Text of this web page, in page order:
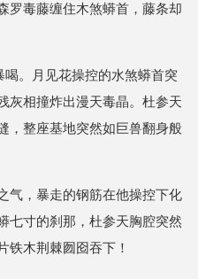
罗毒藤缠住木煞蟒首，藤条却
。月见花操控的水煞蟒首突
灰相撞炸出漫天毒晶。杜参天
，整座基地突然如巨兽翻身般
气，暴走的钢筋在他操控下化
七寸的刹那，杜参天胸腔突然
木荆棘囫囵吞下！